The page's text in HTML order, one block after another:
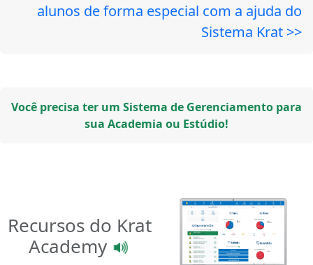
alunos de forma especial com a ajuda do
Sistema Krat >>
Você precisa ter um Sistema de Gerenciamento para
sua Academia ou Estúdio!
Recursos do Krat
Academy